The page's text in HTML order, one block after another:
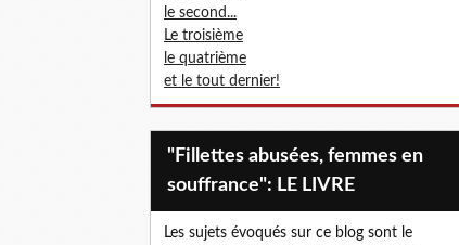
le second...
Le troisième
le quatrième
et le tout dernier!
"Fillettes abusées, femmes en
souffrance": LE LIVRE
Les sujets évoqués sur ce blog sont le